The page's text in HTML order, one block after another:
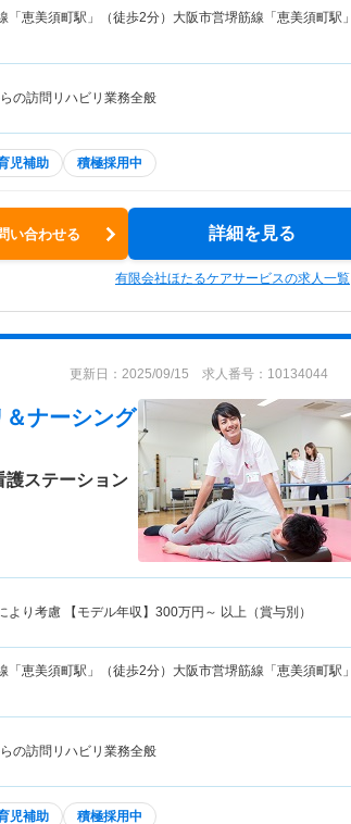
「恵美須町駅」（徒歩2分）大阪市営堺筋線「恵美須町駅」
の訪問リハビリ業務全般
児補助 積極採用中
い合わせる 詳細を見る
有限会社ほたるケアサービスの求人一覧
更新日：2025/09/15 求人番号：10134044
ナーシング
護ステーション
り考慮 【モデル年収】 300万円～ 以上（賞与別）
「恵美須町駅」（徒歩2分）大阪市営堺筋線「恵美須町駅」
の訪問リハビリ業務全般
児補助 積極採用中